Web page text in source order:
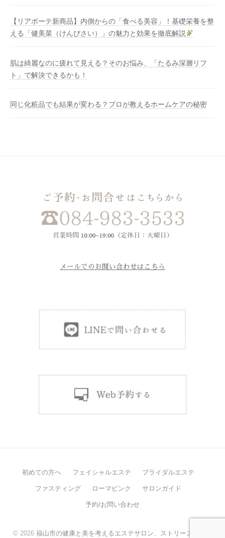
【リアボーテ新商品】内側からの「食べる美容」！基礎栄養を整
える「健美菜（けんびさい）」の魅力と効果を徹底解説
肌は綺麗なのに疲れて見える？そのお悩み、「たるみ深層リフ
ト」で解決できるかも！
同じ化粧品でも結果が変わる？プロが教えるホームケアの秘密
メールでのお問い合わせはこちら
初めての方へ フェイシャルエステ ブライダルエステ
ファスティング ローマピンク サロンガイド
予約/お問い合わせ
© 2026 福山市の健康と美を考えるエステサロン、ストリーズケア。